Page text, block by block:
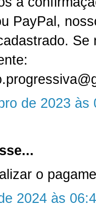
PayPal,
de 2023 às
o
2024 às